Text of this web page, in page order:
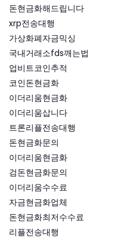
돈현금화해드립니다
xrp전송대행
가상화폐자금믹싱
국내거래소fds깨는법
업비트코인추적
코인돈현금화
이더리움현금화
이더리움삽니다
트론리플전송대행
돈현금화문의
이더리움현금화
검돈현금화문의
이더리움수수료
자금현금화업체
돈현금화최저수수료
리플전송대행